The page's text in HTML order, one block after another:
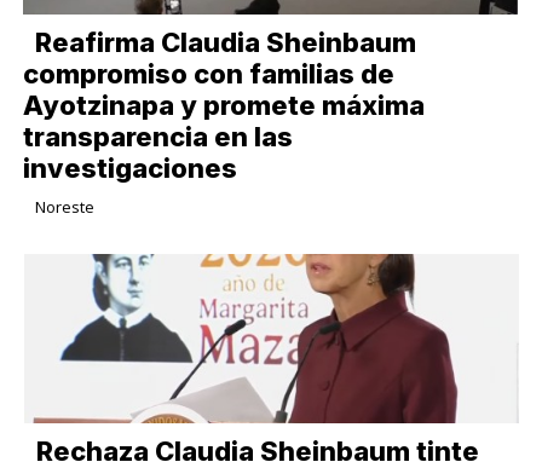
Reafirma Claudia Sheinbaum
compromiso con familias de
Ayotzinapa y promete máxima
transparencia en las
investigaciones
Noreste
Rechaza Claudia Sheinbaum tinte